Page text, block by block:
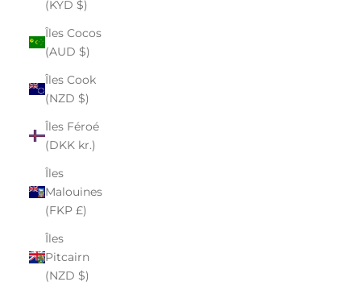
(KYD $)
Îles Cocos
(AUD $)
Îles Cook
(NZD $)
Îles Féroé
(DKK kr.)
Îles
Malouines
(FKP £)
Îles
Pitcairn
(NZD $)